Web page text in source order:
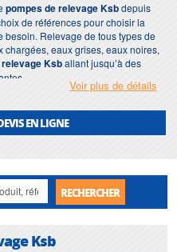
pompes de relevage Ksbdepuis
de références pour choisir la
besoin. Relevage de tous types de
eaux grises, eaux noires,
Ksballant jusqu’à des
Voir plus de détails
EN LIGNE
RECHERCHER
Ksb